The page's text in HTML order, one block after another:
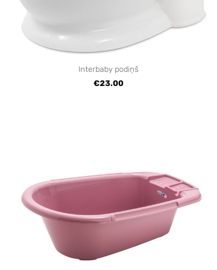
Interbaby podiņš
€23.00